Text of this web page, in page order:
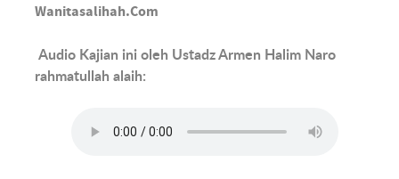
Wanitasalihah.Com
Audio Kajian ini oleh Ustadz Armen Halim Naro
rahmatullah alaih: